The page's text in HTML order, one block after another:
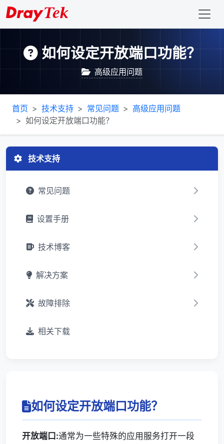
如何设定开放端口功能？
高级应用问题
首页 技术支持 常见问题
高级应用问题
如何设定开放端口功能？
技术支持
常见问题
设置手册
技术博客
解决方案
故障排除
相关下载
如何设定开放端口功能？
开放端口:通常为一些特殊的应用服务打开一段